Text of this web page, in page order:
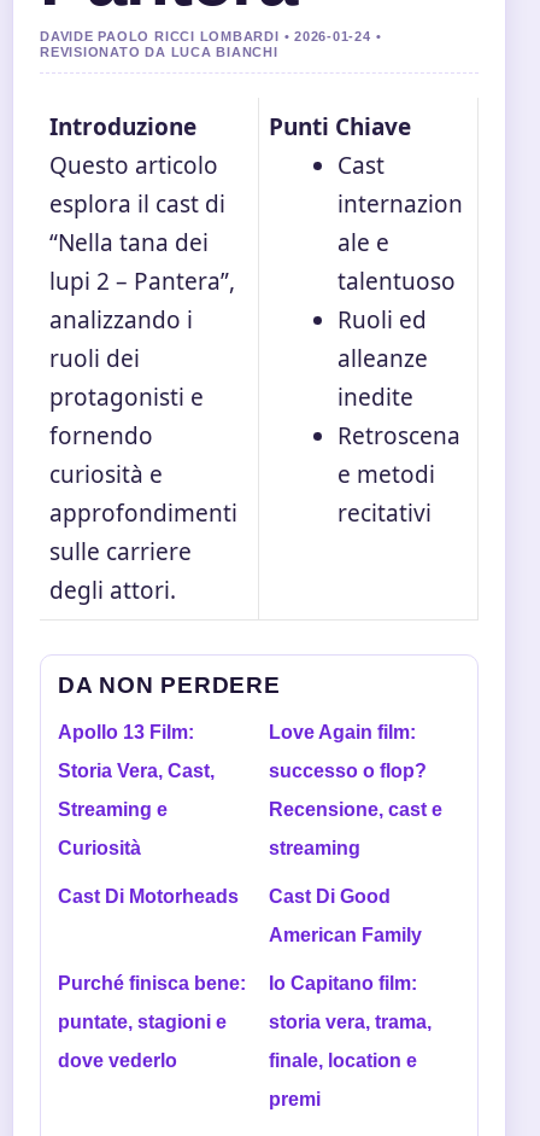
DAVIDE PAOLO RICCI LOMBARDI • 2026-01-24 •
REVISIONATO DA LUCA BIANCHI
Introduzione
Questo articolo
esplora il cast di
“Nella tana dei
lupi 2 – Pantera”,
analizzando i
ruoli dei
protagonisti e
fornendo
curiosità e
approfondimenti
sulle carriere
degli attori.
Punti Chiave
Cast
internazion
ale e
talentuoso
Ruoli ed
alleanze
inedite
Retroscena
e metodi
recitativi
DA NON PERDERE
Apollo 13 Film:
Storia Vera, Cast,
Streaming e
Curiosità
Love Again film:
successo o flop?
Recensione, cast e
streaming
Cast Di Motorheads
Cast Di Good
American Family
Purché finisca bene:
puntate, stagioni e
dove vederlo
Io Capitano film:
storia vera, trama,
finale, location e
premi